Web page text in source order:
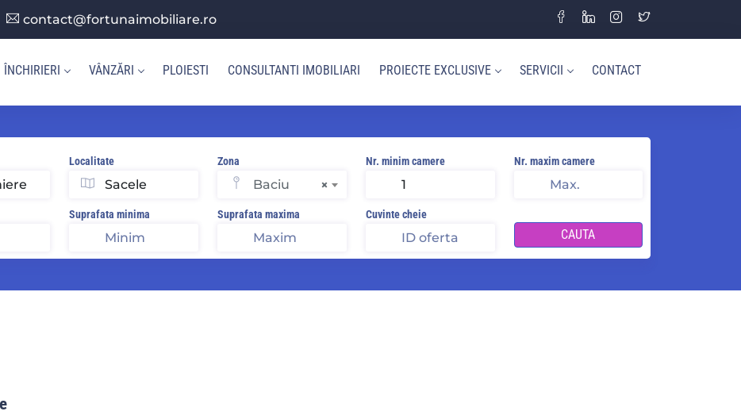
contact@fortunaimobiliare.ro
ÎNCHIRIERI VÂNZĂRI PLOIESTI CONSULTANTI IMOBILIARI PROIECTE EXCLUSIVE SERVICII CONTACT
Localitate Zona
×
Baciu
Nr. minim camere Nr. maxim camere
Suprafata minima Suprafata maxima Cuvinte cheie
CAUTA